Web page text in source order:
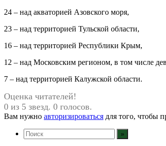
24 – над акваторией Азовского моря,
23 – над территорией Тульской области,
16 – над территорией Республики Крым,
12 – над Московским регионом, в том числе
7 – над территорией Калужской области.
Оценка читателей!
0 из 5 звезд. 0 голосов.
Вам нужно авторизироваться для того, чтобы